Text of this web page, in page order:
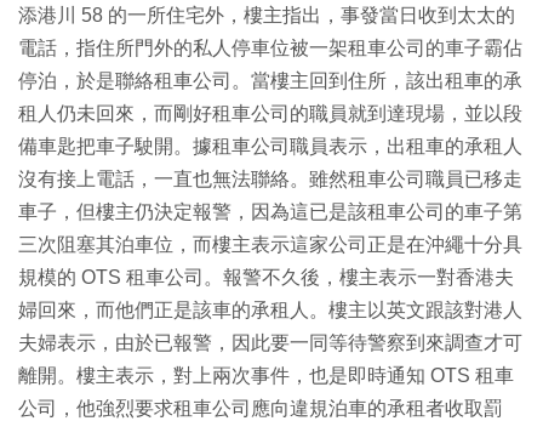
添港川 58 的一所住宅外，樓主指出，事發當日收到太太的
電話，指住所門外的私人停車位被一架租車公司的車子霸佔
停泊，於是聯絡租車公司。當樓主回到住所，該出租車的承
租人仍未回來，而剛好租車公司的職員就到達現場，並以段
備車匙把車子駛開。據租車公司職員表示，出租車的承租人
沒有接上電話，一直也無法聯絡。雖然租車公司職員已移走
車子，但樓主仍決定報警，因為這已是該租車公司的車子第
三次阻塞其泊車位，而樓主表示這家公司正是在沖繩十分具
規模的 OTS 租車公司。報警不久後，樓主表示一對香港夫
婦回來，而他們正是該車的承租人。樓主以英文跟該對港人
夫婦表示，由於已報警，因此要一同等待警察到來調查才可
離開。樓主表示，對上兩次事件，也是即時通知 OTS 租車
公司，他強烈要求租車公司應向違規泊車的承租者收取罰